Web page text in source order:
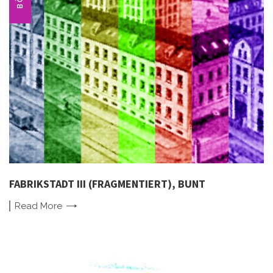
FABRIKSTADT III (FRAGMENTIERT), BUNT
Read More